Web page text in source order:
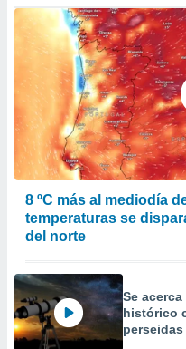
8 ºC más al mediodía
temperaturas se
del norte
Se
histórico